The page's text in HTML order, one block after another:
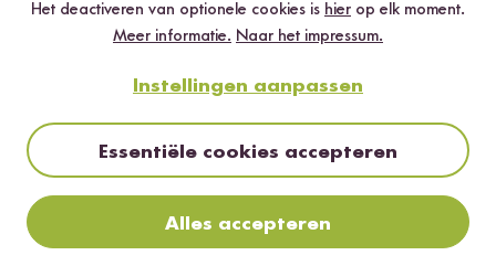
Het deactiveren van optionele cookies is hier op elk moment.
Meer informatie. Naar het impressum.
Instellingen aanpassen
Essentiële cookies accepteren
Alles accepteren